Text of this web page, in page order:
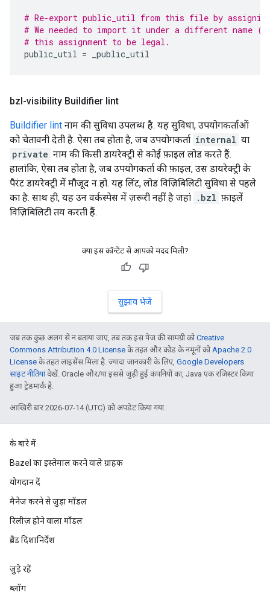
# Re-export public_util from this file by
# We needed to import it under a different
# this assignment to be legal.
public_util = _public_util
bzl-visibility Buildifier lint
Buildifier lint नाम की सुविधा उपलब्ध है. यह सुविधा, उपयोगकर्ताओं
को चेतावनी देती है. ऐसा तब होता है, जब उपयोगकर्ता internal या
private नाम की किसी डायरेक्ट्री से कोई फ़ाइल लोड करते हैं.
हालांकि, ऐसा तब होता है, जब उपयोगकर्ता की फ़ाइल, उस डायरेक्ट्री के
पैरंट डायरेक्ट्री में मौजूद न हो. यह लिंट, लोड विज़िबिलिटी सुविधा से पहले
का है. साथ ही, यह उन वर्कस्पेस में ज़रूरी नहीं है जहां .bzl फ़ाइलें
विज़िबिलिटी तय करती हैं.
क्या इस कॉन्टेंट से आपको मदद मिली?
सुझाव भेजें
जब तक कुछ अलग से न बताया जाए, तब तक इस पेज की सामग्री कोCreative
Commons Attribution 4.0 License के तहत और कोड के नमूनों कोApache 2.0
License के तहत लाइसेंस मिला है. ज़्यादा जानकारी के लिए, Google Developers
साइट नीतियांदेखें. Oracle और/या इससे जुड़ी हुई कंपनियों का, Java एक रजिस्टर किया
हुआ ट्रेडमार्क है.
आखिरी बार 2026-07-14 (UTC) को अपडेट किया गया.
के बारे में
Bazel का इस्तेमाल करने वाले ग्राहक
योगदान दें
मैनेज करने से जुड़ा मॉडल
रिलीज़ होने वाला मॉडल
ब्रैंड दिशानिर्देश
जुड़े रहें
ब्लॉग